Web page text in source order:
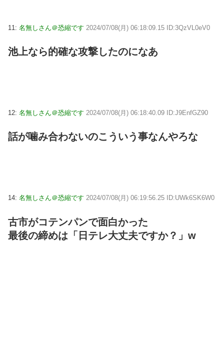
11: 名無しさん＠恐縮です 2024/07/08(月) 06:18:09.15 ID:3QzVL0eV0
池上なら的確な攻撃したのになあ
12: 名無しさん＠恐縮です 2024/07/08(月) 06:18:40.09 ID:J9EnfGZ90
話が噛み合わないのこういう事なんやろな
14: 名無しさん＠恐縮です 2024/07/08(月) 06:19:56.25 ID:UWk6SK6W0
古市がコテンパンで面白かった
最後の締めは「日テレ大丈夫ですか？」w